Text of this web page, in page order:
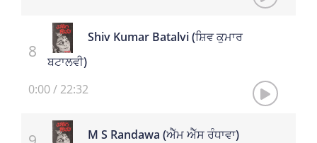
Shiv Kumar Batalvi (ਸ਼ਿਵ ਕੁਮਾਰ
ਬਟਾਲਵੀ)
0:00/ 22:32
M S Randawa (ਐੱਮ ਐੱਸ ਰੰਧਾਵਾ)